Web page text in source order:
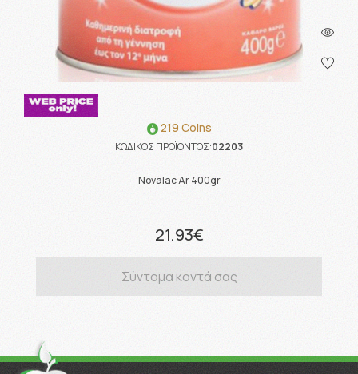
219 Coins
ΚΩΔΙΚΟΣ ΠΡΟΪΟΝΤΟΣ:02203
Novalac Ar 400gr
21.93€
Σύντομα κοντά σας